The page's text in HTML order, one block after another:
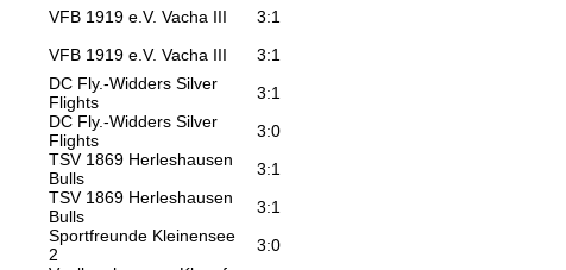
VFB 1919 e.V. Vacha III
3:1
VFB 1919 e.V. Vacha III
3:1
DC Fly.-Widders Silver
Flights
3:1
DC Fly.-Widders Silver
Flights
3:0
TSV 1869 Herleshausen
Bulls
3:1
TSV 1869 Herleshausen
Bulls
3:1
Sportfreunde Kleinensee
2
3:0